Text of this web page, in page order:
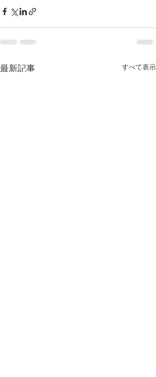
最新記事 すべて表示